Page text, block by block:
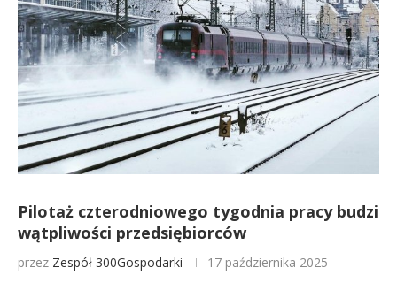
Pilotaż czterodniowego tygodnia pracy budzi
wątpliwości przedsiębiorców
przez Zespół 300Gospodarki 17 października 2025